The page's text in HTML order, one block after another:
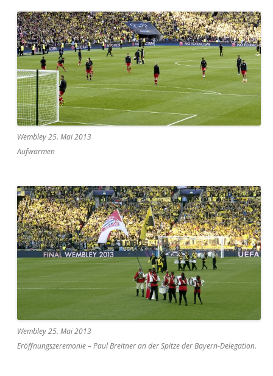
Wembley 25. Mai 2013
Aufwärmen
Wembley 25. Mai 2013
Eröffnungszeremonie – Paul Breitner an der Spitze der Bayern-Delegation.